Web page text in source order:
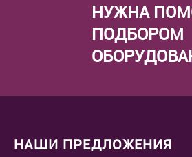
НУЖНА
ПОДБОРОМ
НАШИ ПРЕДЛОЖЕНИЯ